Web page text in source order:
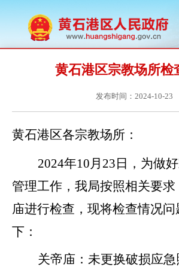
黄石港区宗教场所检
发布时间：2024-10-23
黄石港区各宗教场所：
2024年10月23日， 为做
管理工作，我局按照相关要求
庙进行检查 ，现将检查情况问
下：
关帝庙：未更换破损应急